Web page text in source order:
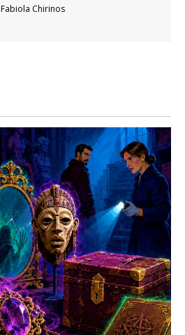
Fabiola Chirinos